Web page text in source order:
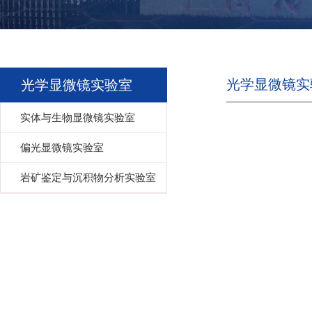
光学显微镜实验室
实体与生物显微镜实验室
偏光显微镜实验室
岩矿鉴定与沉积物分析实验室
光学显微镜